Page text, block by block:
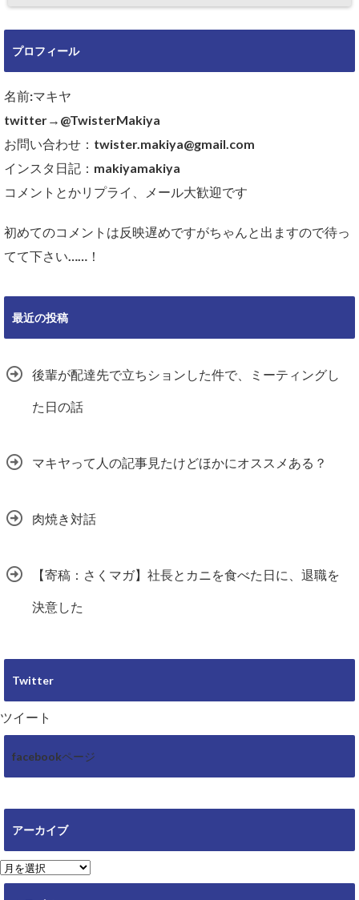
プロフィール
名前:マキヤ
twitter→@TwisterMakiya
お問い合わせ：twister.makiya@gmail.com
インスタ日記：makiyamakiya
コメントとかリプライ、メール大歓迎です
初めてのコメントは反映遅めですがちゃんと出ますので待っ
てて下さい……！
最近の投稿
後輩が配達先で立ちションした件で、ミーティングし
た日の話
マキヤって人の記事見たけどほかにオススメある？
肉焼き対話
【寄稿：さくマガ】社長とカニを食べた日に、退職を
決意した
Twitter
ツイート
facebookページ
アーカイブ
ア
ー